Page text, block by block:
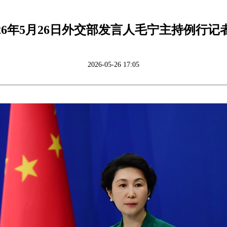
年5月26日外交部发言人毛宁主持例行记
2026-05-26 17:05